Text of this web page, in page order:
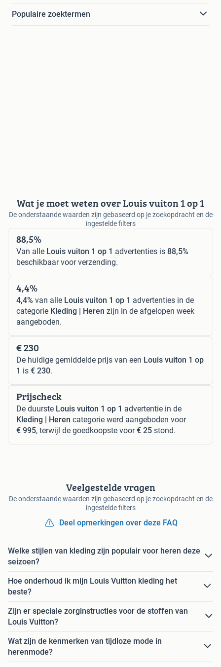
Populaire zoektermen
Wat je moet weten over Louis vuiton 1 op 1
De onderstaande waarden zijn gebaseerd op je zoekopdracht en de
ingestelde filters
88,5%
Van alle Louis vuiton 1 op 1 advertenties is 88,5%
beschikbaar voor verzending.
4,4%
4,4% van alle Louis vuiton 1 op 1 advertenties in de
categorie Kleding | Heren zijn in de afgelopen week
aangeboden.
€ 230
De huidige gemiddelde prijs van een Louis vuiton 1 op
1 is € 230.
Prijscheck
De duurste Louis vuiton 1 op 1 advertentie in de
Kleding | Heren categorie werd aangeboden voor
€ 995, terwijl de goedkoopste voor€ 25 stond.
Veelgestelde vragen
De onderstaande waarden zijn gebaseerd op je zoekopdracht en de
ingestelde filters
Deel opmerkingen over deze FAQ
Welke stijlen van kleding zijn populair voor heren deze
seizoen?
Hoe onderhoud ik mijn Louis Vuitton kleding het
beste?
Zijn er speciale zorginstructies voor de stoffen van
Louis Vuitton?
Wat zijn de kenmerken van tijdloze mode in
herenmode?